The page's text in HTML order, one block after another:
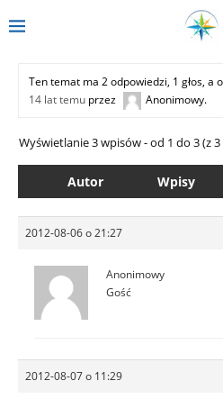
Ten temat ma 2 odpowiedzi, 1 głos, a
14 lat temu przez Anonimowy.
Wyświetlanie 3 wpisów - od 1 do 3 (z
Autor Wpisy
2012-08-06 o 21:27
Anonimowy
Gość
2012-08-07 o 11:29